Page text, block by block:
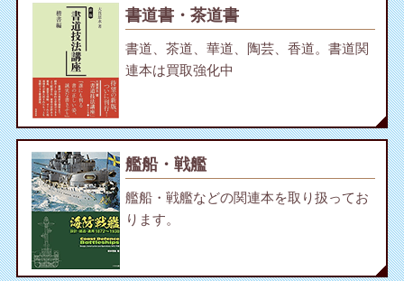
書道書・茶道書
書道、茶道、華道、陶芸、香道。書道関
連本は買取強化中
艦船・戦艦
艦船・戦艦などの関連本を取り扱ってお
ります。